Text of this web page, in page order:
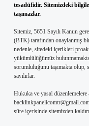
tesadüfidir. Sitemizdeki
taşımazlar.
Sitemiz, 5651 Sayılı Kanun
(BTK) tarafından onaylanmış
nedenle, sitedeki içerikleri
yükümlülüğümüz
sorumluluğunu taşımakta
sayılırlar.
Hukuka ve yasal
süre içerisinde sitemizden